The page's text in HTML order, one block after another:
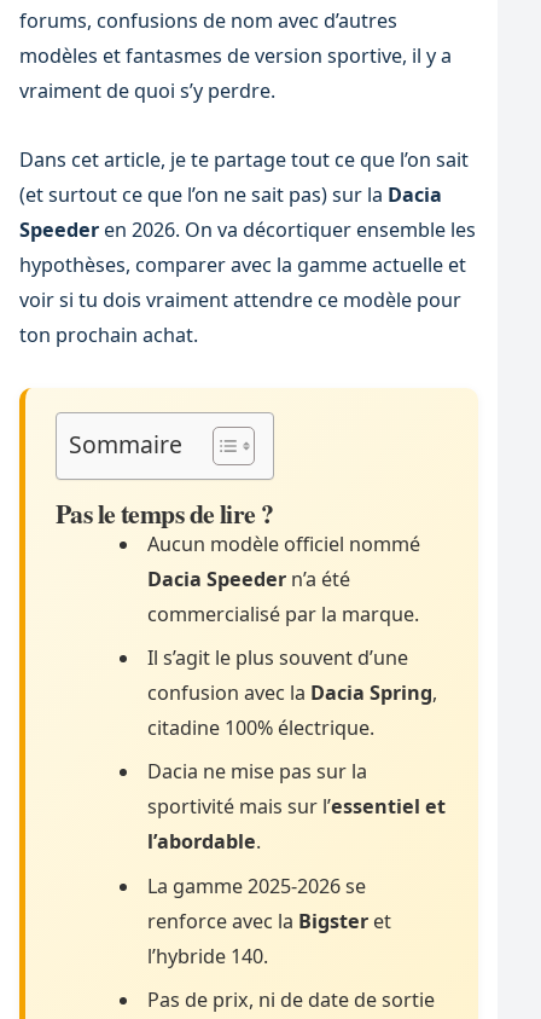
forums, confusions de nom avec d’autres
modèles et fantasmes de version sportive, il y a
vraiment de quoi s’y perdre.
Dans cet article, je te partage tout ce que l’on sait
(et surtout ce que l’on ne sait pas) sur la Dacia
Speederen 2026. On va décortiquer ensemble les
hypothèses, comparer avec la gamme actuelle et
voir si tu dois vraiment attendre ce modèle pour
ton prochain achat.
Sommaire
Pas le temps de lire ?
Aucun modèle officiel nommé
Dacia Speedern’a été
commercialisé par la marque.
Il s’agit le plus souvent d’une
confusion avec la Dacia Spring,
citadine 100% électrique.
Dacia ne mise pas sur la
sportivité mais sur l’essentiel et
l’abordable.
La gamme 2025-2026 se
renforce avec la Bigsteret
l’hybride 140.
Pas de prix, ni de date de sortie